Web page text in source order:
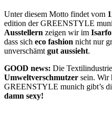
Unter diesem Motto findet vom
edition der GREENSTYLE
Ausstellern zeigen wir im
dass sich eco fashion nicht nur
unverschämt gut aussieht.
GOOD news: Die
Umweltverschmutzer sein. Wir
GREENSTYLE munich gibt’s
damn sexy!